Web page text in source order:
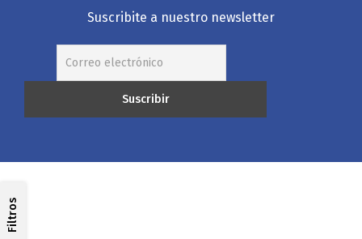
Filtros
Suscribite a nuestro newsletter